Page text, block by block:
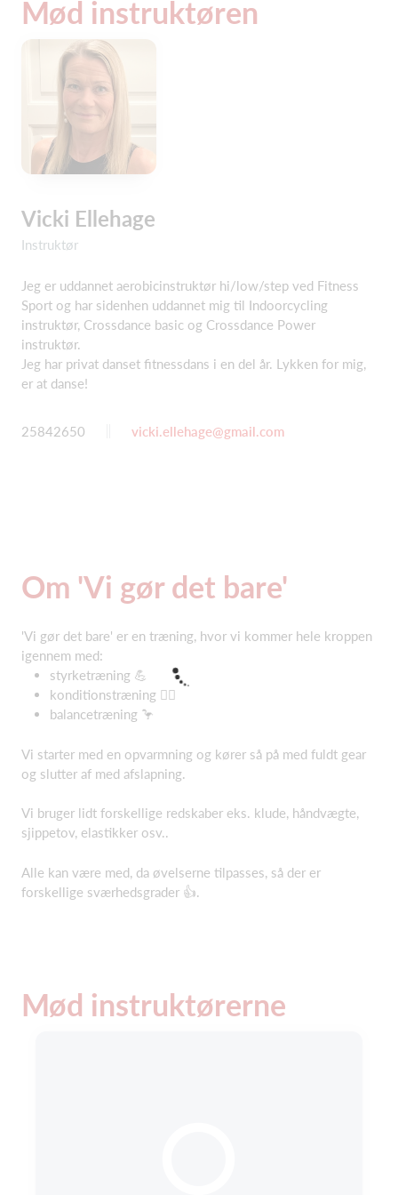
Mød instruktøren
Vicki Ellehage
Instruktør
Jeg er uddannet aerobicinstruktør hi/low/step ved Fitness
Sport og har sidenhen uddannet mig til Indoorcycling
instruktør, Crossdance basic og Crossdance Power
instruktør.
Jeg har privat danset fitnessdans i en del år. Lykken for mig,
er at danse!
25842650 vicki.ellehage@gmail.com
Om 'Vi gør det bare'
'Vi gør det bare' er en træning, hvor vi kommer hele kroppen
igennem med:
styrketræning 💪
konditionstræning 🏃‍♂️
balancetræning 🦩
Vi starter med en opvarmning og kører så på med fuldt gear
og slutter af med afslapning.
Vi bruger lidt forskellige redskaber eks. klude, håndvægte,
sjippetov, elastikker osv..
Alle kan være med, da øvelserne tilpasses, så der er
forskellige sværhedsgrader 👍.
Mød instruktørerne